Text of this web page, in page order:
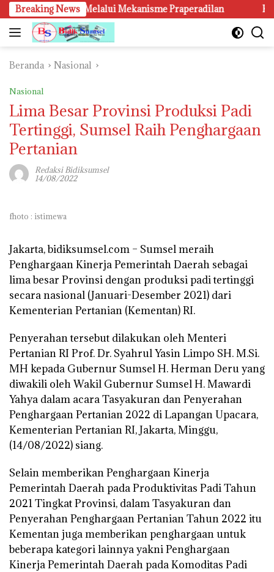
Langsung
ke
konten
Breaking News
Patut Diuji Melalui Mekanisme Praperadilan Kanwil
Beranda Nasional
Nasional
Lima Besar Provinsi Produksi Padi
Tertinggi, Sumsel Raih Penghargaan
Pertanian
Redaksi Bidiksumsel
14/08/2022
fhoto : istimewa
Jakarta, bidiksumsel.com – Sumsel meraih
Penghargaan Kinerja Pemerintah Daerah sebagai
lima besar Provinsi dengan produksi padi tertinggi
secara nasional (Januari-Desember 2021) dari
Kementerian Pertanian (Kementan) RI.
Penyerahan tersebut dilakukan oleh Menteri
Pertanian RI Prof. Dr. Syahrul Yasin Limpo SH. M.Si.
MH kepada Gubernur Sumsel H. Herman Deru yang
diwakili oleh Wakil Gubernur Sumsel H. Mawardi
Yahya dalam acara Tasyakuran dan Penyerahan
Penghargaan Pertanian 2022 di Lapangan Upacara,
Kementerian Pertanian RI, Jakarta, Minggu,
(14/08/2022) siang.
Selain memberikan Penghargaan Kinerja
Pemerintah Daerah pada Produktivitas Padi Tahun
2021 Tingkat Provinsi, dalam Tasyakuran dan
Penyerahan Penghargaan Pertanian Tahun 2022 itu
Kementan juga memberikan penghargaan untuk
beberapa kategori lainnya yakni Penghargaan
Kinerja Pemerintah Daerah pada Komoditas Padi